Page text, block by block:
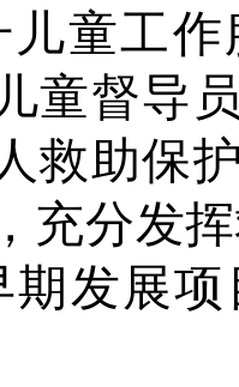
儿童工
童督导
救助保
充分发
期发展